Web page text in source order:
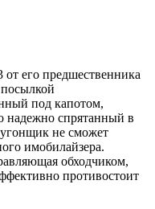
его предшественника
под капотом,
надежно спрятанный в
не сможет
имобилайзера.
обходчиком,
противостоит